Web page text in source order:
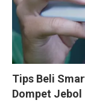
Tips Beli
Dompet Jebol